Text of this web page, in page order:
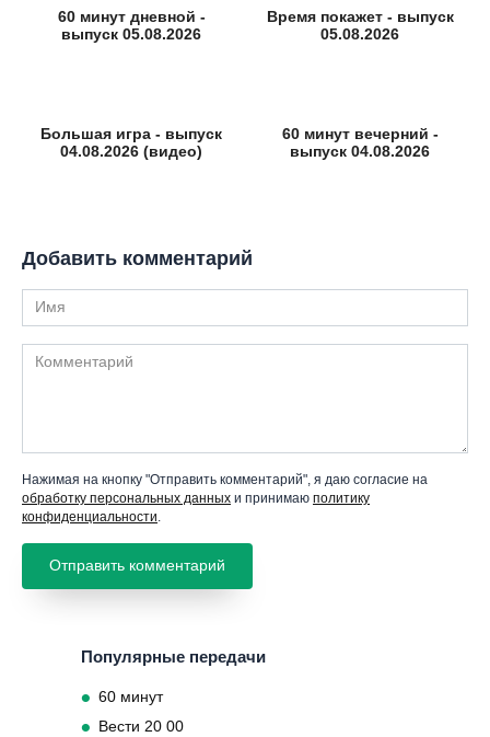
60 минут дневной -
выпуск 05.08.2026
Время покажет - выпуск
05.08.2026
Большая игра - выпуск
04.08.2026 (видео)
60 минут вечерний -
выпуск 04.08.2026
Добавить комментарий
Имя
Комментарий
Нажимая на кнопку "Отправить комментарий", я даю согласие на
обработку персональных данных и принимаю политику
конфиденциальности
Популярные передачи
60 минут
Вести 20 00